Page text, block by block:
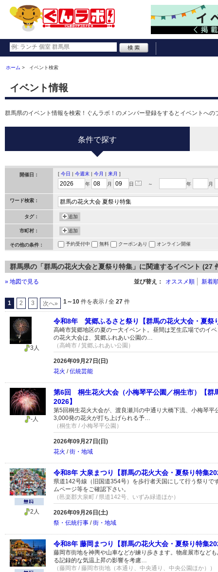
ホーム イベント検索
イベント情報
群馬県のイベント情報を検索！ぐんラボ！のメンバー登録をするとイベントへ
条件で探す
開催日： [ 今日 | 今週末 | 今月 | 来月 ]
年
月 日 ～ 年 月
ワード検索：
タグ： 追加
市町村： 追加
その他の条件： 予約受付中 無料 クーポンあり オンライン開催
群馬県の「群馬の花火大会と夏祭り特集」に関連するイベント (27
» 地図で見る 並び替え： オススメ順 新着
1 2 3 次へ» 1～10 件を表示 / 全 27 件
令和8年 箕郷ふるさと祭り【群馬の花火大会・夏祭
高崎市箕郷地区の夏の一大イベント。昼間は芝生広場でのイ
の花火大会は、箕郷ふれあい公園の…
（高崎市 / 箕郷ふれあい公園）
2026年09月27日(日)
花火 /伝統芸能
3人
第6回 桐生花火大会（小梅琴平公園／桐生市）【群
2026】
第5回桐生花火大会が、渡良瀬川の中通り大橋下流、小梅琴平
3,000発の花火が打ち上げられる予…
（桐生市 / 小梅琴平公園）
2026年09月27日(日)
花火 /街・地域
-人
令和8年 大泉まつり【群馬の花火大会・夏祭り特集
県道142号線（旧国道354号）を歩行者天国にして行う祭りで
ムページ等をご確認下さい。
（邑楽郡大泉町 / 県道142号、いずみ緑道ほか）
2026年09月26日(土)
祭・伝統行事 /街・地域
2人
令和8年 藤岡まつり【群馬の花火大会・夏祭り特集
藤岡市街地を神輿や山車などが練り歩きます。物産展市など
る記録的な気温上昇の影響を考慮…
（藤岡市 / 藤岡市街地（本通り、中央通り、中央公園ほか））